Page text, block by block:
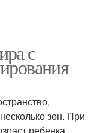
с
зон. При